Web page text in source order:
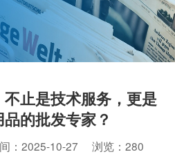
止是技术服务，更是
的批发专家？
：2025-10-27 浏览：280